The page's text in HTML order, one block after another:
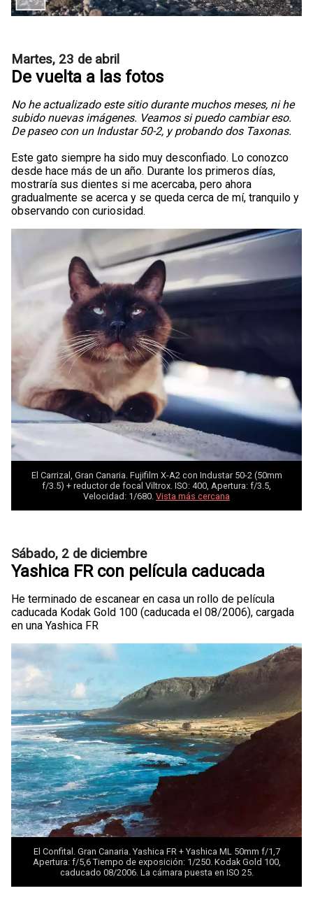
Martes, 23 de abril
De vuelta a las fotos
No he actualizado este sitio durante muchos meses, ni he
subido nuevas imágenes. Veamos si puedo cambiar eso.
De paseo con un Industar 50-2, y probando dos Taxonas.
Este gato siempre ha sido muy desconfiado. Lo conozco
desde hace más de un año. Durante los primeros días,
mostraría sus dientes si me acercaba, pero ahora
gradualmente se acerca y se queda cerca de mí, tranquilo y
observando con curiosidad.
El Carrizal, Gran Canaria. Fujifilm X-A2 con Industar 50-2 (50mm
f/3.5) + reductor de focal Viltrox. ISO: 400, Apertura: f/3.5,
Velocidad: 1/680. Vista más cercana
Sábado, 2 de diciembre
Yashica FR con película caducada
He terminado de escanear en casa un rollo de película
caducada Kodak Gold 100 (caducada el 08/2006), cargada
en una Yashica FR
El Confital. Gran Canaria. Yashica FR + Yashica ML 50mm f/1,7
Apertura: f/5,6 Tiempo de exposición: 1/250. Kodak Gold 100,
caducado 08/2006. La cámara puesta en ISO 25.